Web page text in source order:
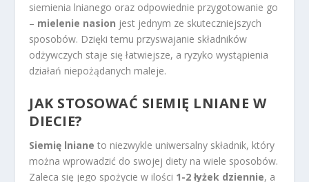
siemienia lnianego oraz odpowiednie przygotowanie go
– mielenie nasion jest jednym ze skuteczniejszych
sposobów. Dzięki temu przyswajanie składników
odżywczych staje się łatwiejsze, a ryzyko wystąpienia
działań niepożądanych maleje.
JAK STOSOWAĆ SIEMIĘ LNIANE W
DIECIE?
Siemię lniane to niezwykle uniwersalny składnik, który
można wprowadzić do swojej diety na wiele sposobów.
Zaleca się jego spożycie w ilości 1-2 łyżek dziennie, a